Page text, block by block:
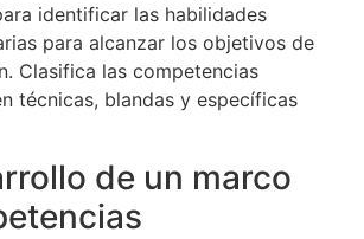
identificar las habilidades
para alcanzar los objetivos de
Clasifica las competencias
técnicas, blandas y específicas
de un marco